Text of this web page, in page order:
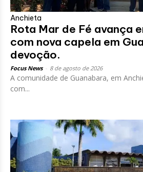
Anchieta
Rota Mar de Fé avança
com nova capela em
devoção.
Focus News 8 de agosto de 2026
A comunidade de Guanabara, em
com...